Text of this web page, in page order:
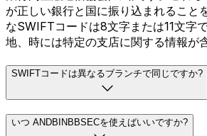
が正しい銀行と国に振り込まれること
なSWIFTコードは8文字または11文字
地、時には特定の支店に関する情報が
SWIFTコードは異なるブランチで同じですか?
いつ ANDBINBBSECを使えばいいですか?